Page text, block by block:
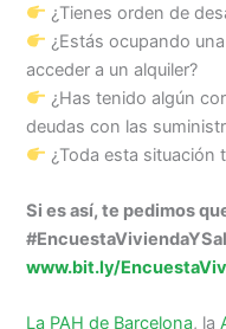
¿Tienes orden de
¿Estás ocupando
acceder a un alquiler?
¿Has tenido algún
deudas con las
¿Toda esta situación
Si es así, te pedimos
www.bit.ly/
La PAH de Barcelona, la